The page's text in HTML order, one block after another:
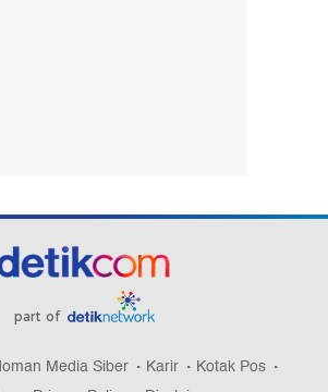
part of
Media Siber Karir
Kotak Pos